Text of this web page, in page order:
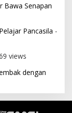
Bawa Senapan
Pancasila -
views
dengan